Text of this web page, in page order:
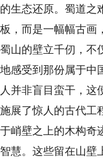
态还原。蜀道之
，而是一幅幅古
山的壁立千仞，
感受到那份属于中
非盲目蛮干，这
展了惊人的古代
峭壁之上的木构
慧。这些留在山